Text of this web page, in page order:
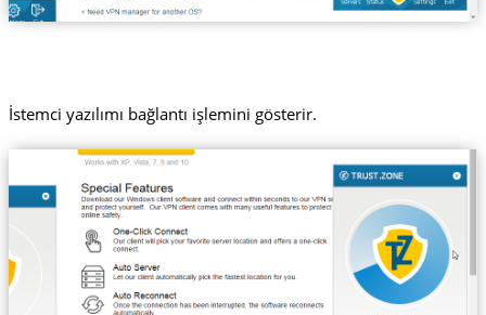
İstemci yazılımı bağlantı işlemini gösterir.